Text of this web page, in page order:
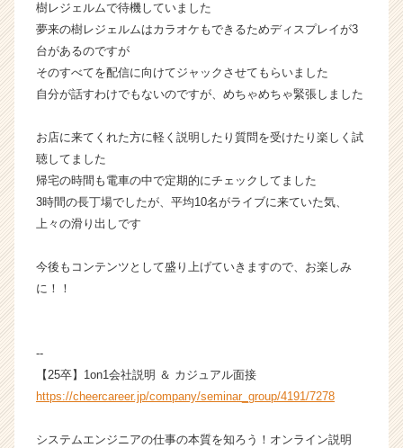
ー・
成
企
業
ら
ウ
ト
く
チ
ア
ャ
樹レジェルムで待機していました
夢来の樹レジェルムはカラオケもできるためディスプレイが3
台があるのですが
そのすべてを配信に向けてジャックさせてもらいました
自分が話すわけでもないのですが、めちゃめちゃ緊張しました
お店に来てくれた方に軽く説明したり質問を受けたり楽しく試
聴してました
帰宅の時間も電車の中で定期的にチェックしてました
3時間の長丁場でしたが、平均10名がライブに来ていた気、
上々の滑り出しです
今後もコンテンツとして盛り上げていきますので、お楽しみ
に！！
--
【25卒】1on1会社説明 ＆ カジュアル面接
https://cheercareer.jp/company/seminar_group/4191/7278
システムエンジニアの仕事の本質を知ろう！オンライン説明